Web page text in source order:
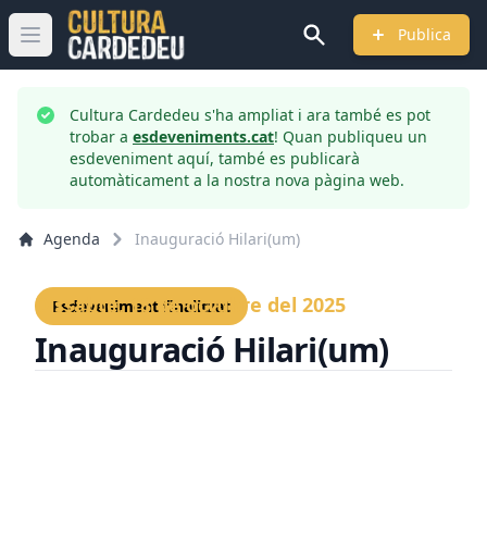
Obrir menú principal Publica
Cultura Cardedeu s'ha ampliat i ara també es pot
trobar a esdeveniments.cat! Quan publiqueu un
esdeveniment aquí, també es publicarà
automàticament a la nostra nova pàgina web.
Agenda Inauguració Hilari(um)
Esdeveniment finalitzat
Dissabte, 18 de octubre del 2025
Inauguració Hilari(um)